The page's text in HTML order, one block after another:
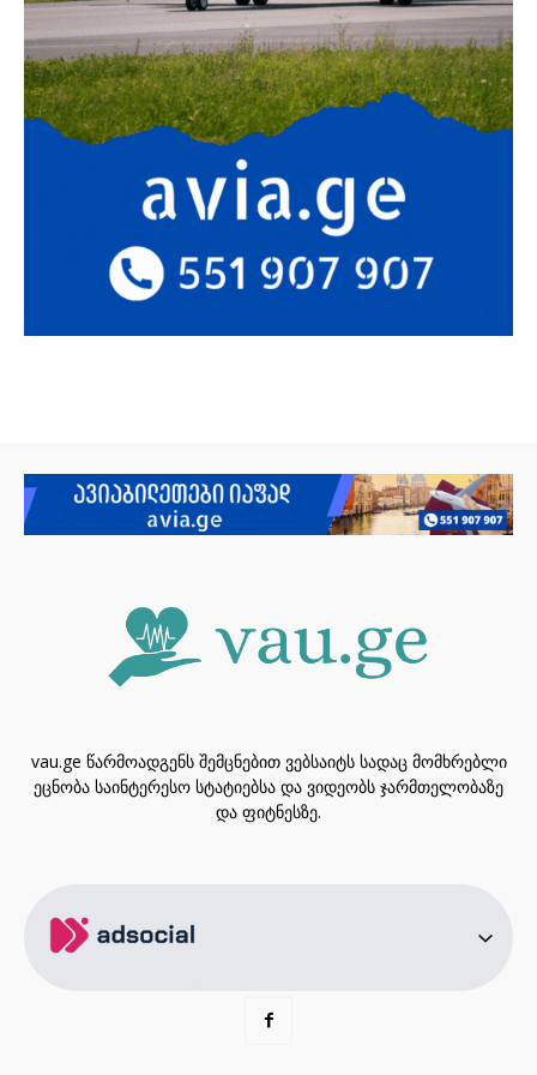
vau.ge წარმოადგენს შემცნებით ვებსაიტს სადაც მომხრებლი
ეცნობა საინტერესო სტატიებსა და ვიდეობს ჯარმთელობაზე
და ფიტნესზე.